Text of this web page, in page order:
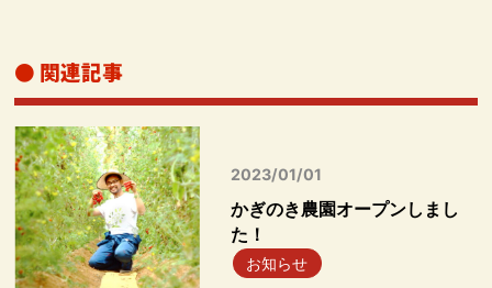
● 関連記事
2023/01/01
かぎのき農園オープンしまし
た！
お知らせ